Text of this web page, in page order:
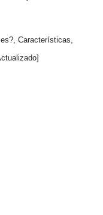
Características,